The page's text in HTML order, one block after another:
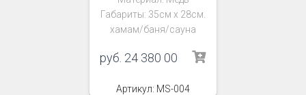
Габариты: 35см х 28см.
хамам/баня/сауна
руб. 24 380 00
Артикул: MS-004